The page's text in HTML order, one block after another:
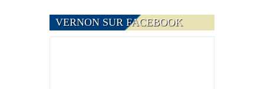
VERNON SUR FACEBOOK